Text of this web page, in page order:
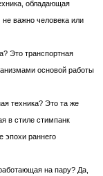
обладающая
не важно человека или
Это транспортная
основой работы
техника? Это та же
в стиле стимпанк
эпохи раннего
на пару? Да,